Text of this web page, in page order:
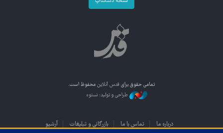
تمامی حقوق برای قدس آنلاین محفوظ است.
طراحی و تولید: نستوه
درباره ما تماس با ما بازرگانی و تبلیغات آرشیو